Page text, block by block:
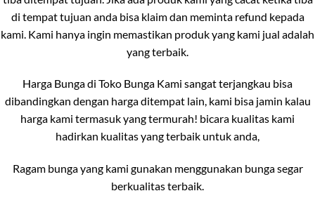
di tempat tujuan anda bisa klaim dan meminta refund kepada
kami. Kami hanya ingin memastikan produk yang kami jual adalah
yang terbaik.
Harga Bunga di Toko Bunga Kami sangat terjangkau bisa
dibandingkan dengan harga ditempat lain, kami bisa jamin kalau
harga kami termasuk yang termurah! bicara kualitas kami
hadirkan kualitas yang terbaik untuk anda,
Ragam bunga yang kami gunakan menggunakan bunga segar
berkualitas terbaik.